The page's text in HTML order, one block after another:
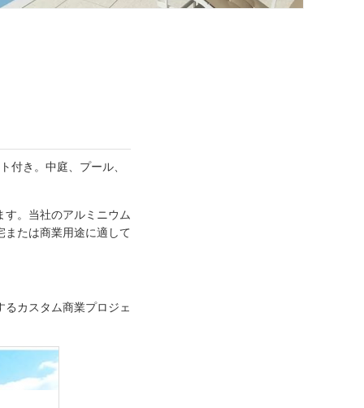
付き。中庭、プール、
。当社のアルミニウム
または商業用途に適して
カスタム商業プロジェ